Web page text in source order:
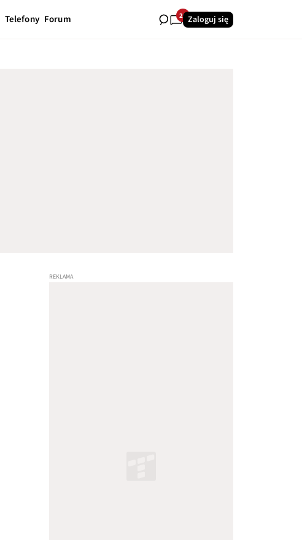
Telefony Forum 26Zaloguj się